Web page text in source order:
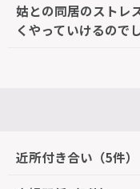
姑との同居のストレ
くやっていけるので
近所付き合い（5件）